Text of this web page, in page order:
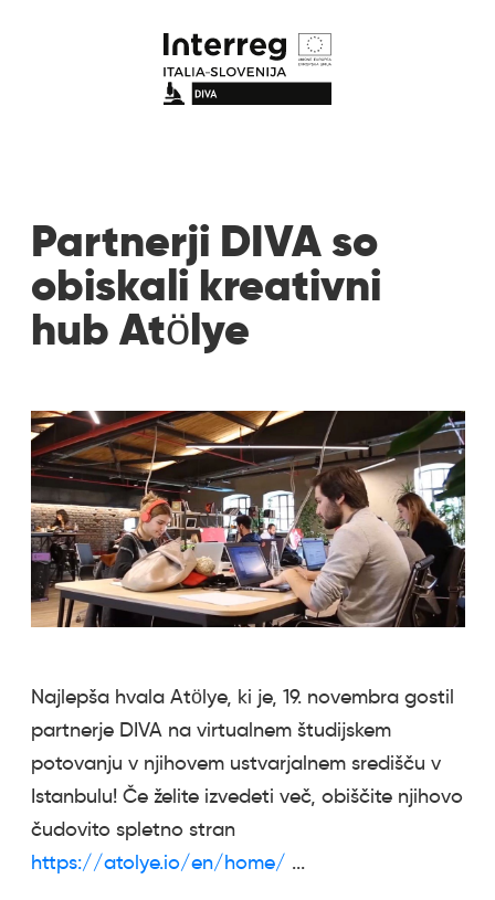
Partnerji DIVA so
obiskali kreativni
hub Atӧlye
Najlepša hvala Atӧlye, ki je, 19. novembra gostil
partnerje DIVA na virtualnem študijskem
potovanju v njihovem ustvarjalnem središču v
Istanbulu! Če želite izvedeti več, obiščite njihovo
čudovito spletno stran
https://atolye.io/en/home/ ...